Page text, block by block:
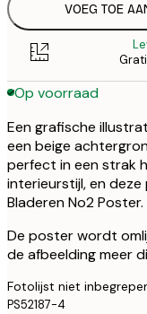
VOEG TOE
Op voorraad
Een grafische
een beige
perfect in een strak
interieurstijl, en
Bladeren No2 Poster.
De poster wordt
de afbeelding meer
Fotolijst niet
PS52187-4